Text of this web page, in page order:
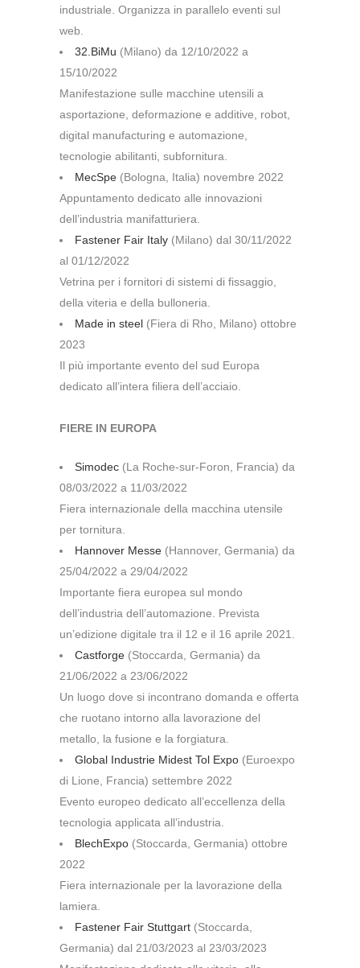
industriale. Organizza in parallelo eventi sul
web.
32.BiMu (Milano) da 12/10/2022 a
15/10/2022
Manifestazione sulle macchine utensili a
asportazione, deformazione e additive, robot,
digital manufacturing e automazione,
tecnologie abilitanti, subfornitura.
MecSpe (Bologna, Italia) novembre 2022
Appuntamento dedicato alle innovazioni
dell’industria manifatturiera.
Fastener Fair Italy (Milano) dal 30/11/2022
al 01/12/2022
Vetrina per i fornitori di sistemi di fissaggio,
della viteria e della bulloneria.
Made in steel (Fiera di Rho, Milano) ottobre
2023
Il più importante evento del sud Europa
dedicato all’intera filiera dell’acciaio.
FIERE IN EUROPA
Simodec (La Roche-sur-Foron, Francia) da
08/03/2022 a 11/03/2022
Fiera internazionale della macchina utensile
per tornitura.
Hannover Messe (Hannover, Germania) da
25/04/2022 a 29/04/2022
Importante fiera europea sul mondo
dell’industria dell’automazione. Prevista
un’edizione digitale tra il 12 e il 16 aprile 2021.
Castforge (Stoccarda, Germania) da
21/06/2022 a 23/06/2022
Un luogo dove si incontrano domanda e offerta
che ruotano intorno alla lavorazione del
metallo, la fusione e la forgiatura.
Global Industrie Midest Tol Expo (Euroexpo
di Lione, Francia) settembre 2022
Evento europeo dedicato all’eccellenza della
tecnologia applicata all’industria.
BlechExpo (Stoccarda, Germania) ottobre
2022
Fiera internazionale per la lavorazione della
lamiera.
Fastener Fair Stuttgart (Stoccarda,
Germania) dal 21/03/2023 al 23/03/2023